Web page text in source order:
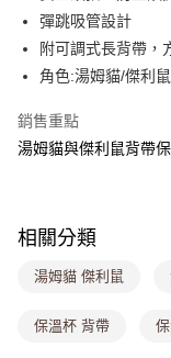
大哥付你分期
相關說明
1.本服務由台灣大哥大
2.付款方式選擇「大哥
流程，驗證手機門號後
消。如遇「轉專審核」
法說明評估內容。
【繳款方式說明】
2.透過簡訊連結打開帳
每筆NT$80，滿
付款後全家取貨
彈跳吸管設計
附可調式長背帶，
角色:湯姆貓/傑利鼠
銷售重點
湯姆貓與傑利鼠背帶
相關分類
湯姆貓 傑利鼠
保溫杯 背帶